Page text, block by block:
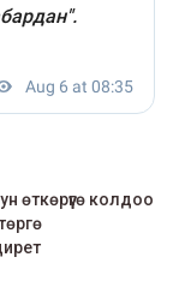
өткөрүүгө колдоо